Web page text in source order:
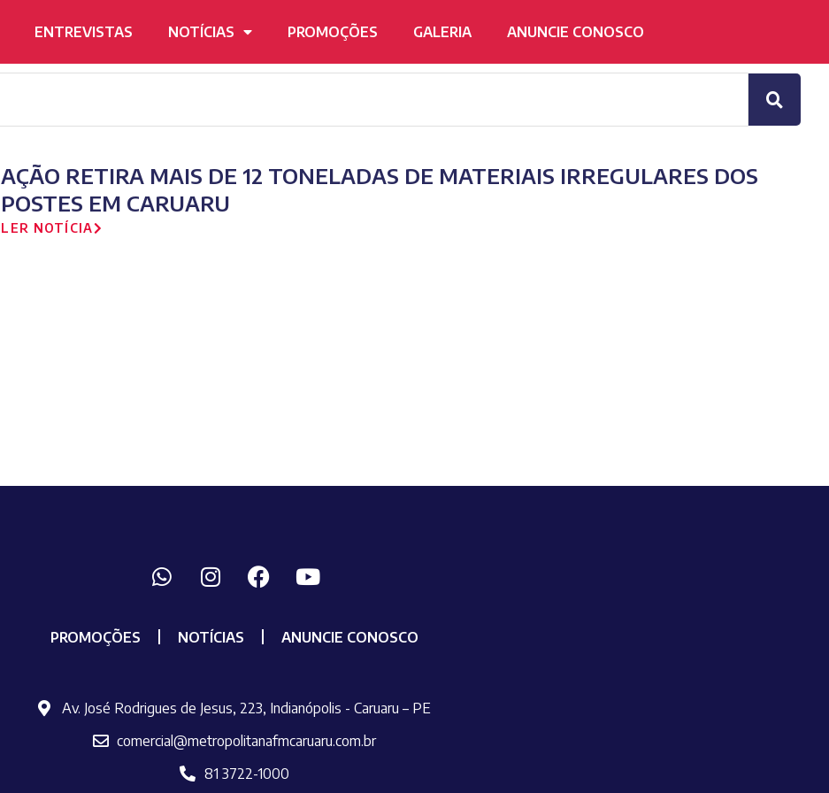
ENTREVISTAS NOTÍCIAS PROMOÇÕES GALERIA ANUNCIE CONOSCO
AÇÃO RETIRA MAIS DE 12 TONELADAS DE MATERIAIS IRREGULARES DOS
POSTES EM CARUARU
LER NOTÍCIA
PROMOÇÕES NOTÍCIAS ANUNCIE CONOSCO
Av. José Rodrigues de Jesus, 223, Indianópolis - Caruaru – PE
comercial@metropolitanafmcaruaru.com.br
81 3722-1000